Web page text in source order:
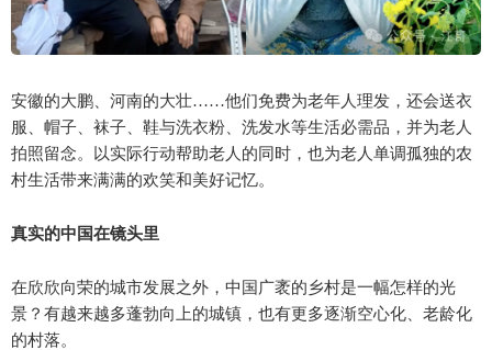
安徽的大鹏、河南的大壮……他们免费为老年人理发，还会送衣
服、帽子、袜子、鞋与洗衣粉、洗发水等生活必需品，并为老人
拍照留念。以实际行动帮助老人的同时，也为老人单调孤独的农
村生活带来满满的欢笑和美好记忆。
真实的中国在镜头里
在欣欣向荣的城市发展之外，中国广袤的乡村是一幅怎样的光
景？有越来越多蓬勃向上的城镇，也有更多逐渐空心化、老龄化
的村落。